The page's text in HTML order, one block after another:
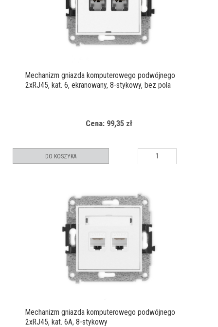
Mechanizm gniazda komputerowego podwójnego
2xRJ45, kat. 6, ekranowany, 8-stykowy, bez pola
Cena: 99,35 zł
DO KOSZYKA
Mechanizm gniazda komputerowego podwójnego
2xRJ45, kat. 6A, 8-stykowy